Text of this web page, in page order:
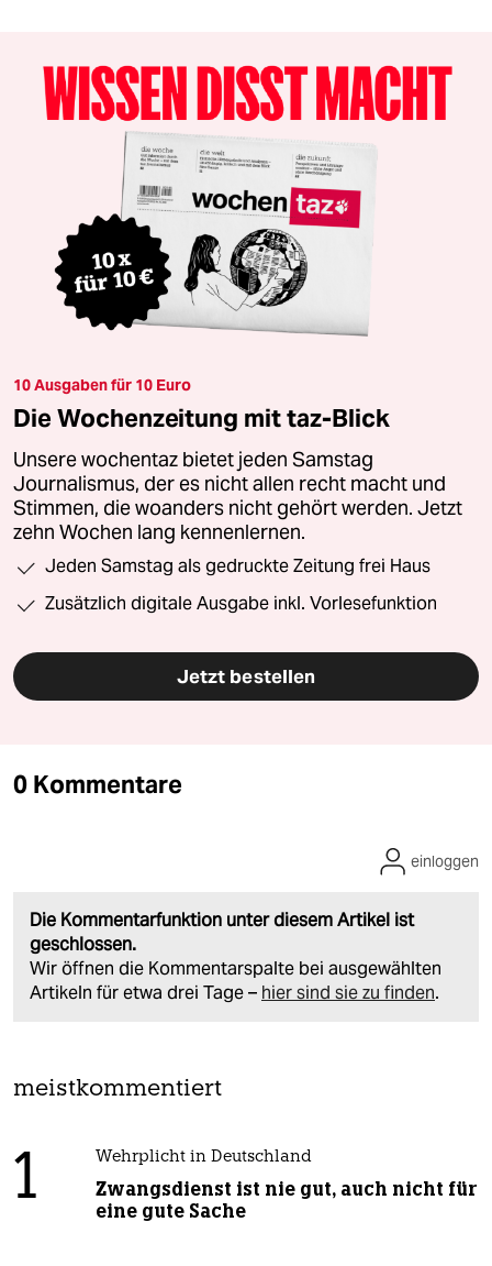
10 Ausgaben für 10 Euro
Die Wochenzeitung mit taz-Blick
Unsere wochentaz bietet jeden Samstag
Journalismus, der es nicht allen recht macht und
Stimmen, die woanders nicht gehört werden. Jetzt
zehn Wochen lang kennenlernen.
Jeden Samstag als gedruckte Zeitung frei Haus
Zusätzlich digitale Ausgabe inkl. Vorlesefunktion
Jetzt bestellen
0 Kommentare
Die Kommentarfunktion unter diesem Artikel ist
geschlossen.
Wir öffnen die Kommentarspalte bei ausgewählten
Artikeln für etwa drei Tage – hier sind sie zu finden.
einloggen
meistkommentiert
1 Wehrplicht in Deutschland
Zwangsdienst ist nie gut, auch nicht für
eine gute Sache